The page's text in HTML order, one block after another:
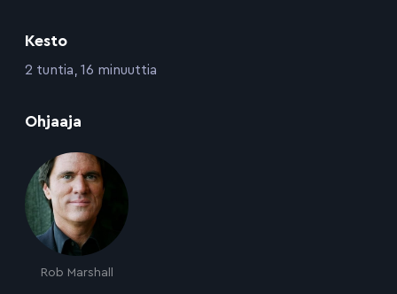
Kesto
:2 tuntia, 16 minuuttia
Ohjaaja
Rob Marshall